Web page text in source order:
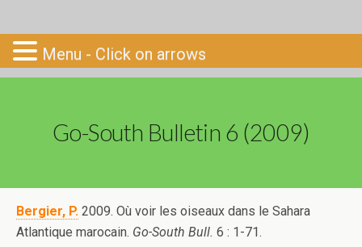
Go-South
Go-South Bulletin 6 (2009)
Bergier, P. 2009. Où voir les oiseaux dans le Sahara
Atlantique marocain. Go-South Bull. 6 : 1-71.
Menu - Click on arrows